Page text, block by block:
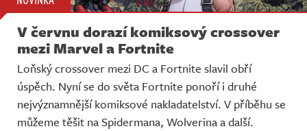
V červnu dorazí komiksový crossover
mezi Marvel a Fortnite
Loňský crossover mezi DC a Fortnite slavil obří
úspěch. Nyní se do světa Fortnite ponoří i druhé
nejvýznamnější komiksové nakladatelství. V příběhu se
můžeme těšit na Spidermana, Wolverina a další.